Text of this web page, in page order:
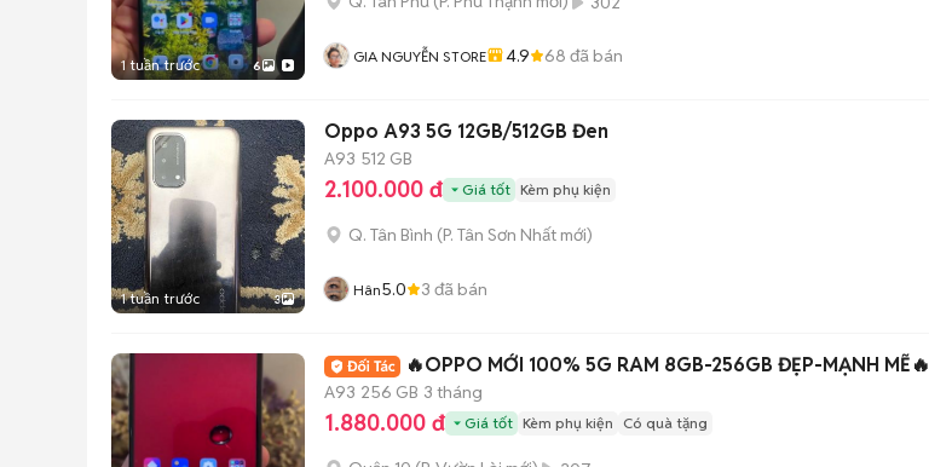
1 tuần trước 6 GIA NGUYỄN STORE 4.9 68 đã bán
1 tuần trước 3
Oppo A93 5G 12GB/512GB Đen
A93 512 GB
2.100.000 đ Giá tốt Kèm phụ kiện
Q. Tân Bình (P. Tân Sơn Nhất mới)
Hân5.0 3 đã bán
🔥OPPO MỚI 100% 5G RAM 8GB-256GB ĐẸP-MẠNH MẼ🔥
A93 256 GB 3 tháng
1.880.000 đ Giá tốt Kèm phụ kiện Có quà tặng